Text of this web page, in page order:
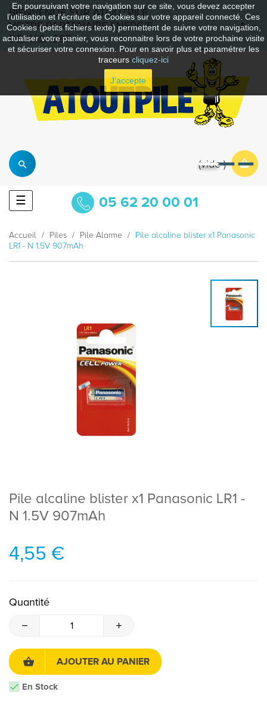
En poursuivant votre navigation sur ce site, vous devez accepter
l’utilisation et l'écriture de Cookies sur votre appareil connecté. Ces
Cookies (petits fichiers texte) permettent de suivre votre navigation,
actualiser votre panier, vous reconnaitre lors de votre prochaine visite
et sécuriser votre connexion. Pour en savoir plus et paramétrer les
traceurs cliquez-ici
J'accepte
BIENVENUE SUR ATOUTPILE
VOTRE PARTENAIRE ENERGIE
DEPUIS 1997
vide
Basculer
la
☰ 05 62 20 00 01
Accueil Piles Pile Alarme
Pile alcaline blister x1 Panasonic
LR1 - N 1.5V 907mAh
Pile alcaline blister x1 Panasonic LR1 -
N 1.5V 907mAh
4,55 €
Quantité
AJOUTER AU PANIER
En Stock